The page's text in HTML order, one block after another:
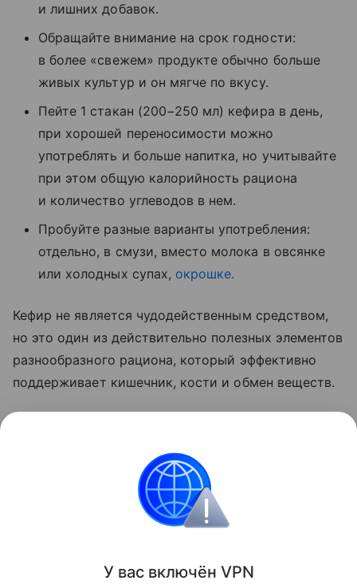
и лишних добавок.
Обращайте внимание на срок годности:
в более «свежем» продукте обычно больше
живых культур и он мягче по вкусу.
Пейте 1 стакан (200−250 мл) кефира в день,
при хорошей переносимости можно
употреблять и больше напитка, но учитывайте
при этом общую калорийность рациона
и количество углеводов в нем.
Пробуйте разные варианты употребления:
отдельно, в смузи, вместо молока в овсянке
или холодных супах, окрошке.
Кефир не является чудодейственным средством,
но это один из действительно полезных элементов
разнообразного рациона, который эффективно
поддерживает кишечник, кости и обмен веществ.
Красота и здоровье
Поделиться
У вас включён VPN